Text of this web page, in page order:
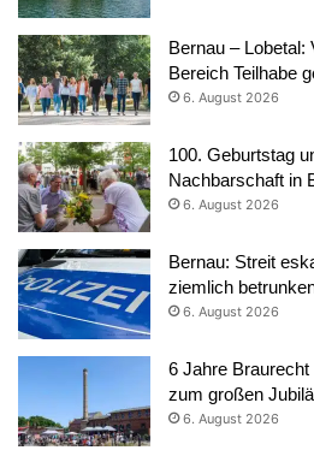
Bernau – Lobetal:
Bereich Teilhabe
6. August 2026
100. Geburtstag
Nachbarschaft in
6. August 2026
Bernau: Streit
ziemlich
6. August 2026
6 Jahre
zum großen
6. August 2026